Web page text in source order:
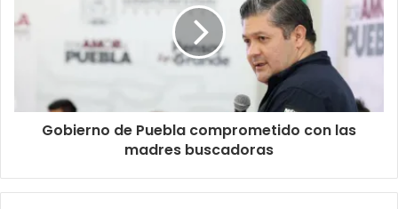
Gobierno de Puebla comprometido con las
madres buscadoras